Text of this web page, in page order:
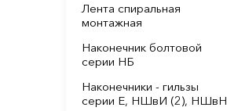
Лента спиральная
монтажная
Наконечник болтовой
серии НБ
Наконечники - гильзы
серии Е, НШвИ (2), НШвН